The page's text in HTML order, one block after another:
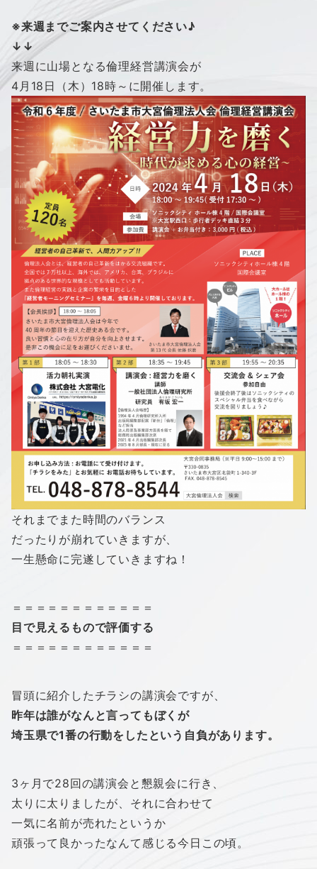
※来週までご案内させてください♪
↓↓
来週に山場となる倫理経営講演会が
4月18日（木）18時～に開催します。
それまでまた時間のバランス
だったりが崩れていきますが、
一生懸命に完遂していきますね！
＝＝＝＝＝＝＝＝＝＝＝＝
目で見えるもので評価する
＝＝＝＝＝＝＝＝＝＝＝＝
冒頭に紹介したチラシの講演会ですが、
昨年は誰がなんと言ってもぼくが
埼玉県で1番の行動をしたという自負があります。
3ヶ月で28回の講演会と懇親会に行き、
太りに太りましたが、それに合わせて
一気に名前が売れたというか
頑張って良かったなんて感じる今日この頃。